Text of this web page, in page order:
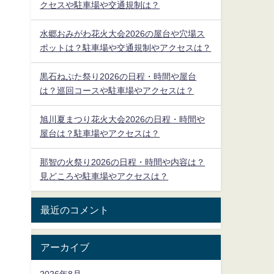
クセスや駐車場や交通規制は？
水郷おみがわ花火大会2026の屋台や穴場ス
ポットは？駐車場や交通規制やアクセスは？
黒石ねぷた祭り2026の日程・時間や屋台
は？巡回コースや駐車場やアクセスは？
旭川夏まつり花火大会2026の日程・時間や
屋台は？駐車場やアクセスは？
那智の火祭り2026の日程・時間や内容は？
見どころや駐車場やアクセスは？
最近のコメント
アーカイブ